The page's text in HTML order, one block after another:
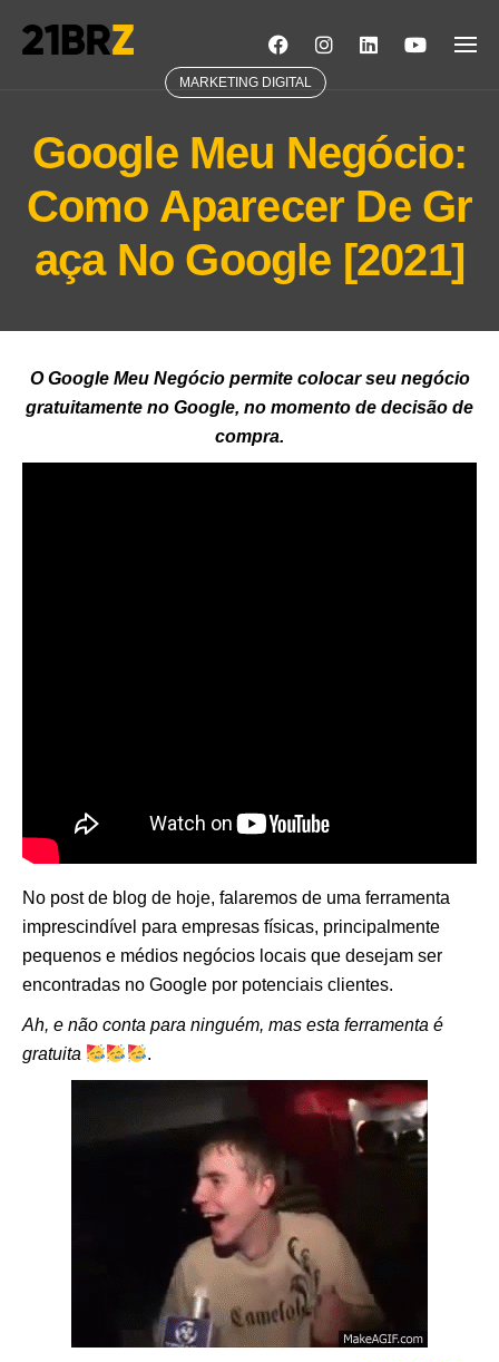
MARKETING DIGITAL
Google Meu Negócio:
Como Aparecer De Gr
aça No Google [2021]
O Google Meu Negócio permite colocar seu negócio
gratuitamente no Google, no momento de decisão de
compra.
No post de blog de hoje, falaremos de uma ferramenta
imprescindível para empresas físicas, principalmente
pequenos e médios negócios locais que desejam ser
encontradas no Google por potenciais clientes.
Ah, e não conta para ninguém, mas esta ferramenta é
gratuita
.